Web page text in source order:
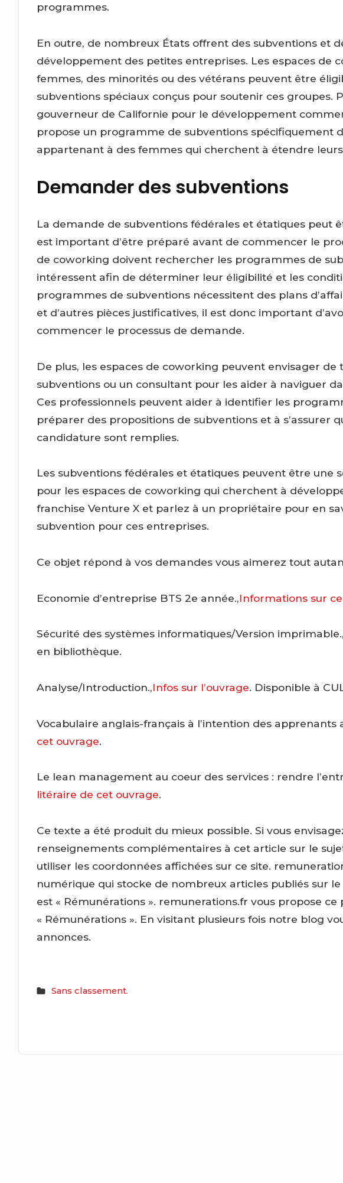
programmes.
En outre, de nombreux États offrent des subventions et
développement des petites entreprises. Les espaces de
femmes, des minorités ou des vétérans peuvent être
subventions spéciaux conçus pour soutenir ces groupes.
gouverneur de Californie pour le développement
propose un programme de subventions spécifiquement
appartenant à des femmes qui cherchent à étendre
Demander des subventions
La demande de subventions fédérales et étatiques peut
est important d’être préparé avant de commencer le
de coworking doivent rechercher les programmes de
intéressent afin de déterminer leur éligibilité et les
programmes de subventions nécessitent des plans
et d’autres pièces justificatives, il est donc important
commencer le processus de demande.
De plus, les espaces de coworking peuvent envisager
subventions ou un consultant pour les aider à naviguer
Ces professionnels peuvent aider à identifier les
préparer des propositions de subventions et à s’assurer
candidature sont remplies.
Les subventions fédérales et étatiques peuvent être une
pour les espaces de coworking qui cherchent à
franchise Venture X et parlez à un propriétaire pour en
subvention pour ces entreprises.
Ce objet répond à vos demandes vous aimerez tout
Economie d’entreprise BTS 2e année.,Informations sur
Sécurité des systèmes informatiques/Version imprimable.,
en bibliothèque.
Analyse/Introduction.,Infos sur l’ouvrage. Disponible à
Vocabulaire anglais-français à l’intention des apprenants
cet ouvrage.
Le lean management au coeur des services : rendre
litéraire de cet ouvrage.
Ce texte a été produit du mieux possible. Si vous
renseignements complémentaires à cet article sur le
utiliser les coordonnées affichées sur ce site.
numérique qui stocke de nombreux articles publiés sur
est « Rémunérations ». remunerations.fr vous propose
« Rémunérations ». En visitant plusieurs fois notre blog
annonces.
Sans classement.